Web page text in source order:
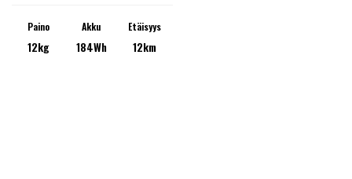
Paino
12kg
Akku
184Wh
Etäisyys
12km